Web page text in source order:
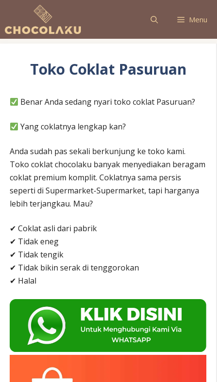
Langsung
isi
Menu
Toko Coklat Pasuruan
Benar Anda sedang nyari toko coklat Pasuruan?
Yang coklatnya lengkap kan?
Anda sudah pas sekali berkunjung ke toko kami.
Toko coklat chocolaku banyak menyediakan beragam
coklat premium komplit. Coklatnya sama persis
seperti di Supermarket-Supermarket, tapi harganya
lebih terjangkau. Mau?
✔ Coklat asli dari pabrik
✔ Tidak eneg
✔ Tidak tengik
✔ Tidak bikin serak di tenggorokan
✔ Halal